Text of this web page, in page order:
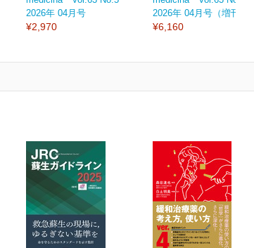
2026年 04月号
¥2,970
2026年 04月号（増刊号）
¥6,160